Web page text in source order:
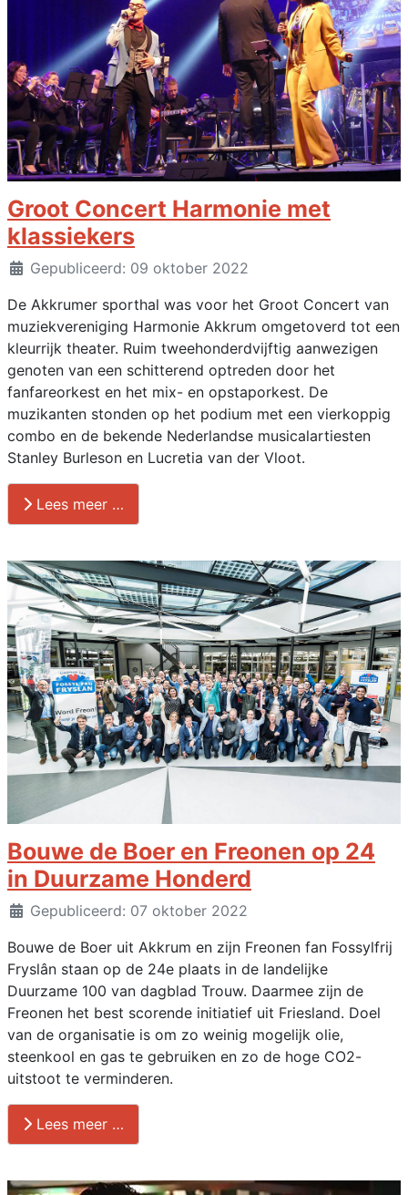
Groot Concert Harmonie met
klassiekers
DetailsGepubliceerd: 09 oktober 2022
De Akkrumer sporthal was voor het Groot Concert van
muziekvereniging Harmonie Akkrum omgetoverd tot een
kleurrijk theater. Ruim tweehonderdvijftig aanwezigen
genoten van een schitterend optreden door het
fanfareorkest en het mix- en opstaporkest. De
muzikanten stonden op het podium met een vierkoppig
combo en de bekende Nederlandse musicalartiesten
Stanley Burleson en Lucretia van der Vloot.
Lees meer …
Bouwe de Boer en Freonen op 24
in Duurzame Honderd
DetailsGepubliceerd: 07 oktober 2022
Bouwe de Boer uit Akkrum en zijn Freonen fan Fossylfrij
Fryslân staan op de 24e plaats in de landelijke
Duurzame 100 van dagblad Trouw. Daarmee zijn de
Freonen het best scorende initiatief uit Friesland. Doel
van de organisatie is om zo weinig mogelijk olie,
steenkool en gas te gebruiken en zo de hoge CO2-
uitstoot te verminderen.
Lees meer …